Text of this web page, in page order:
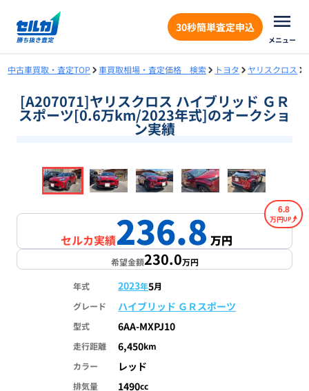
30秒簡単査定申込
メニュー
中古車買取・査定TOP 車買取相場・査定価格 検索 トヨタ ヤリスクロス
[A207071]ヤリスクロス ハイブリッド ＧＲ
スポーツ[0.6万km/2023年式]のオークショ
ン実績
1/18
セルカ実績236.8万円
6.8
万円
希望金額230.0万円
年式 2023年5月
グレード
ハイブリッド ＧＲスポーツ
型式 6AA-MXPJ10
走行距離 6,450km
カラー
レッド
排気量 1490cc